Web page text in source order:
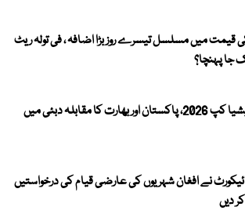
قیمت میں مسلسل تیسرے روز بڑا اضافہ ، فی تولہ ریٹ
جا پہنچا؟
ویمنز ایشیا کپ 2026، پاکستان اور بھارت کا مقابلہ دبئی میں
نے افغان شہریوں کی عارضی قیام کی درخواستیں
دیں